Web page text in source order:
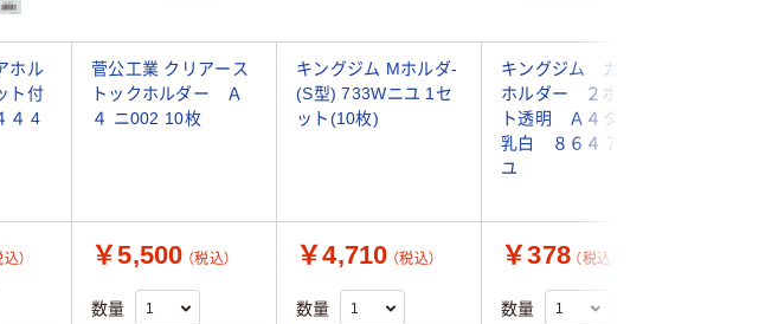
ホル
ト付
４ 4
菅公工業 クリアース
トックホルダー Ａ
４ ニ002 10枚
キングジム Mホルダ-
(S型) 733Wニユ 1セ
ット(10枚)
キングジム カキコ
ホルダー ２ポケッ
ト透明 Ａ４タテ
乳白 ８６４７Ｔニ
ユ
込） ￥5,500 （税込）
数量
￥4,710 （税込）
数量
￥378 （税込）
数量